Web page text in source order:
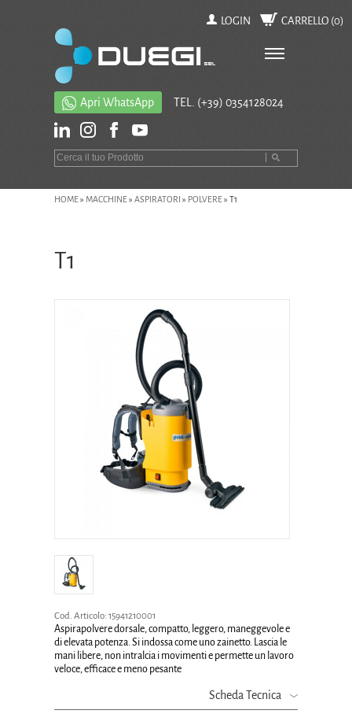
LOGIN CARRELLO (0)
Apri WhatsApp TEL. (+39) 0354128024
HOME» MACCHINE» ASPIRATORI » POLVERE» T1
T1
Cod. Articolo: 15941210001
Aspirapolvere dorsale, compatto, leggero, maneggevole e
di elevata potenza. Si indossa come uno zainetto. Lascia le
mani libere, non intralcia i movimenti e permette un lavoro
veloce, efficace e meno pesante
Scheda Tecnica